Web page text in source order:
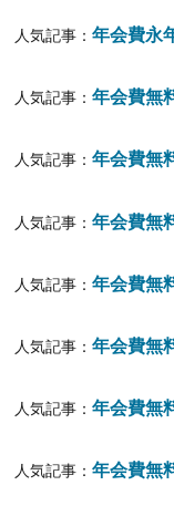
人気記事：年会費永
人気記事：年会費無
人気記事：年会費無
人気記事：年会費無
人気記事：年会費無
人気記事：年会費無
人気記事：年会費無
人気記事：年会費無